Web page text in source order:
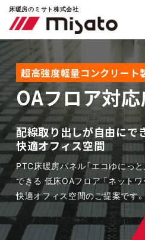
床暖房のミサト株式会社
超高強度軽量コンクリート
OAフロア対
配線取り出しが自由にで
快適オフィス空間
PTC床暖房パネル「エコゆにっ
できる 低床OAフロア 「ネット
快適オフィス空間のご提案です。